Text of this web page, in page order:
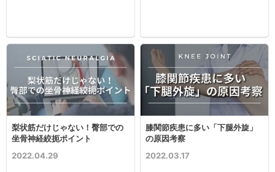
梨状筋だけじゃない！臀部での
坐骨神経絞扼ポイント
2022.04.29
膝関節疾患に多い「下腿外旋」
の原因考察
2022.03.17